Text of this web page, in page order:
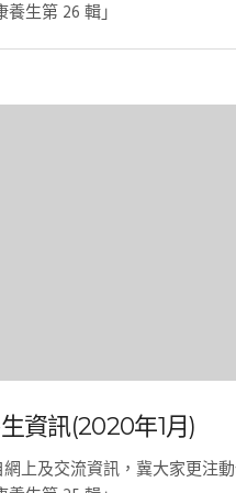
生第 26 輯」
資訊(2020年1月)
上及交流資訊，冀大家更注